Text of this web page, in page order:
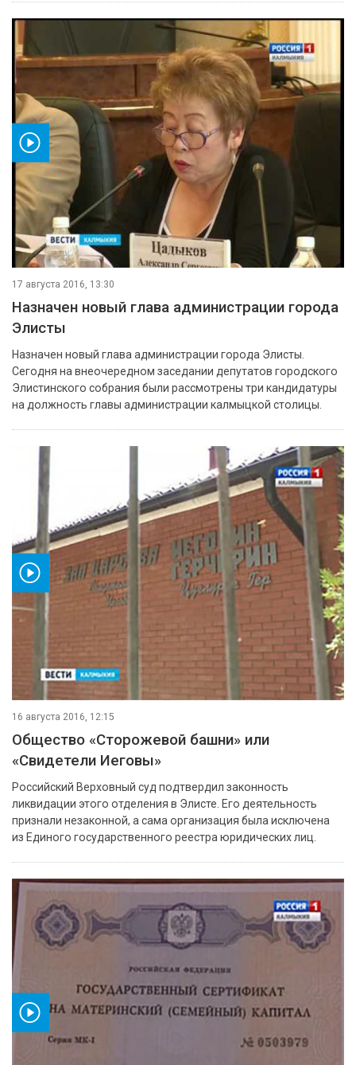
17 августа 2016, 13:30
Назначен новый глава администрации города
Элисты
Назначен новый глава администрации города Элисты.
Сегодня на внеочередном заседании депутатов городского
Элистинского собрания были рассмотрены три кандидатуры
на должность главы администрации калмыцкой столицы.
16 августа 2016, 12:15
Общество «Сторожевой башни» или
«Свидетели Иеговы»
Российский Верховный суд подтвердил законность
ликвидации этого отделения в Элисте. Его деятельность
признали незаконной, а сама организация была исключена
из Единого государственного реестра юридических лиц.